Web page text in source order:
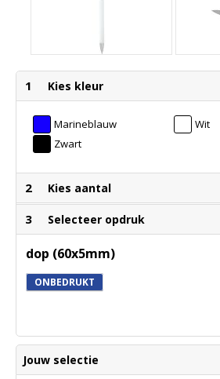
1 Kies kleur
Marineblauw
Wit
Zwart
2 Kies aantal
3 Selecteer opdruk
dop (60x5mm)
ONBEDRUKT
Jouw selectie